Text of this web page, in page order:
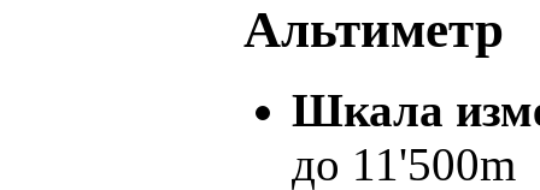
Альтиметр
Шкала
до 11'500m